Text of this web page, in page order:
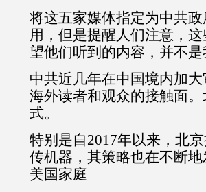
将这五家媒体指定为中共
用，但是提醒人们注意，
望他们听到的内容，并不
中共近几年在中国境内加
海外读者和观众的接触面
式。
特别是自2017年以来，北
传机器，其策略也在不断
美国家庭